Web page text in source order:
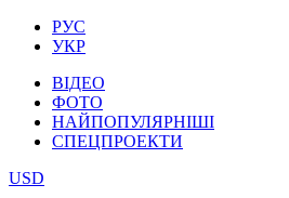
РУС
УКР
ВІДЕО
ФОТО
НАЙПОПУЛЯРНІШІ
СПЕЦПРОЕКТИ
USD